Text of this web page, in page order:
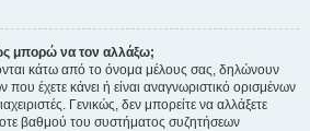
μπορώ να τον αλλάξω;
κάτω από το όνομα μέλους σας, δηλώνουν
έχετε κάνει ή είναι αναγνωριστικό ορισμένων
Γενικώς, δεν μπορείτε να αλλάξετε
βαθμού του συστήματος συζητήσεων